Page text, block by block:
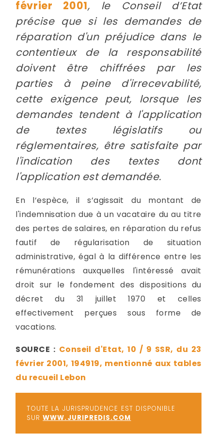
février 2001, le Conseil d’Etat
précise que si les demandes de
réparation d'un préjudice dans le
contentieux de la responsabilité
doivent être chiffrées par les
parties à peine d'irrecevabilité,
cette exigence peut, lorsque les
demandes tendent à l'application
de textes législatifs ou
réglementaires, être satisfaite par
l'indication des textes dont
l'application est demandée.
En l’espèce, il s’agissait du montant de
l'indemnisation due à un vacataire du au titre
des pertes de salaires, en réparation du refus
fautif de régularisation de situation
administrative, égal à la différence entre les
rémunérations auxquelles l'intéressé avait
droit sur le fondement des dispositions du
décret du 31 juillet 1970 et celles
effectivement perçues sous forme de
vacations.
SOURCE : Conseil d'Etat, 10 / 9 SSR, du 23
février 2001, 194919, mentionné aux tables
du recueil Lebon
TOUTE LA JURISPRUDENCE EST DISPONIBLE
SURWWW.JURIPREDIS.COM